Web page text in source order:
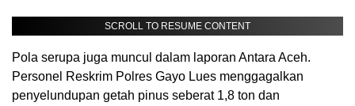
SCROLL TO RESUME CONTENT
Pola serupa juga muncul dalam laporan Antara Aceh.
Personel Reskrim Polres Gayo Lues menggagalkan
penyelundupan getah pinus seberat 1,8 ton dan